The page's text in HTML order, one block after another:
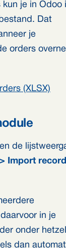
kun je in Odoo
Dat
je
orders
(XLSX)
de
Import
in je
onder
dan